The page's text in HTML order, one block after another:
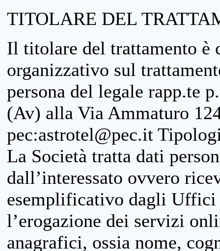
TITOLARE DEL
Il titolare del trattamento è
organizzativo sul
persona del legale rapp.te
(Av) alla Via Ammaturo
pec:astrotel@pec.it
La Società tratta dati
dall’interessato ovvero
esemplificativo dagli
l’erogazione dei servizi
anagrafici, ossia nome,